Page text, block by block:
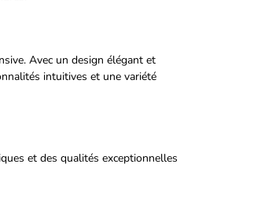
Avec un design élégant et
intuitives et une variété
et des qualités exceptionnelles